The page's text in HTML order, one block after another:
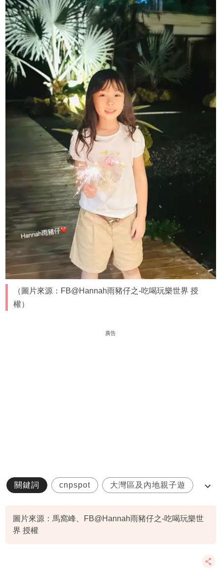
（圖片來源：FB@Hannah雨豬仔之-吃喝玩樂世界 授
權）
廣告
關鍵詞 cnpspot 大灣區及內地親子遊
圖片來源：馬窩峰、FB@Hannah雨豬仔之-吃喝玩樂世
界 授權